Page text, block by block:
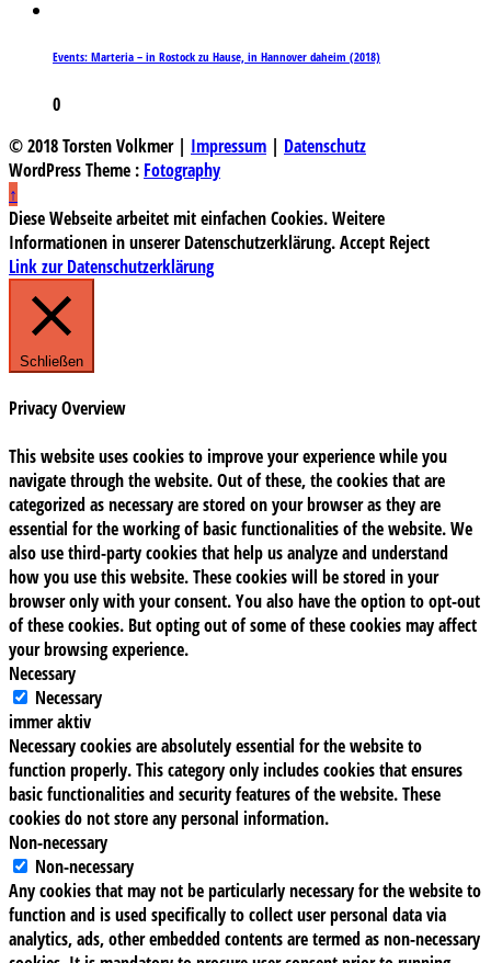
Events: Marteria – in Rostock zu Hause, in Hannover daheim (2018)
0
© 2018 Torsten Volkmer | Impressum | Datenschutz
WordPress Theme : Fotography
↑
Diese Webseite arbeitet mit einfachen Cookies. Weitere
Informationen in unserer Datenschutzerklärung.Accept Reject
Link zur Datenschutzerklärung
Schließen
Privacy Overview
This website uses cookies to improve your experience while you
navigate through the website. Out of these, the cookies that are
categorized as necessary are stored on your browser as they are
essential for the working of basic functionalities of the website. We
also use third-party cookies that help us analyze and understand
how you use this website. These cookies will be stored in your
browser only with your consent. You also have the option to opt-out
of these cookies. But opting out of some of these cookies may affect
your browsing experience.
Necessary
Necessary
immer aktiv
Necessary cookies are absolutely essential for the website to
function properly. This category only includes cookies that ensures
basic functionalities and security features of the website. These
cookies do not store any personal information.
Non-necessary
Non-necessary
Any cookies that may not be particularly necessary for the website to
function and is used specifically to collect user personal data via
analytics, ads, other embedded contents are termed as non-necessary